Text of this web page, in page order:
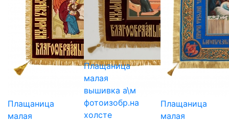
Плащаница
малая
Плащаница
малая
вышивка а\м
фотоизобр.на
холсте
Плащаница
малая